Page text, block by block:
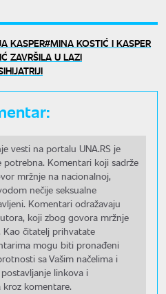
KASPER MINA KOSTIĆ I KASPER
ZAVRŠILA U LAZI
vesti na portalu UNA.RS je
Komentari koji sadrže
mržnje na nacionalnoj,
nečije seksualne
Komentari odražavaju
koji zbog govora mržnje
čitatelj prihvatate
mogu biti pronađeni
sa Vašim načelima i
linkova i
komentare.